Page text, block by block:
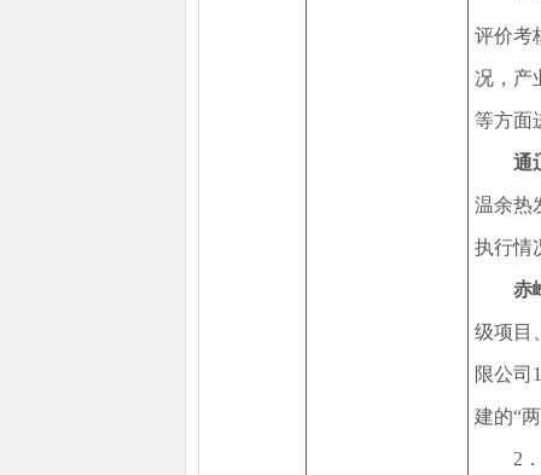
评价考
况，产
等方面
通
温余热
执行情
赤
级项目
限公司
建的“
2